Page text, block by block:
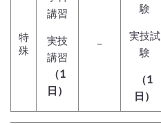
特
殊
講習
実技
講習
（1
日）
−
験
実技試
験
（1
日）